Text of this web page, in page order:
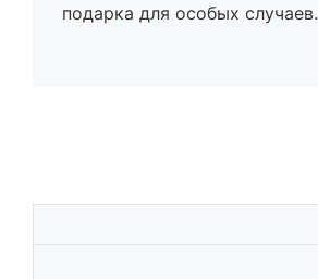
подарка для особых случаев.